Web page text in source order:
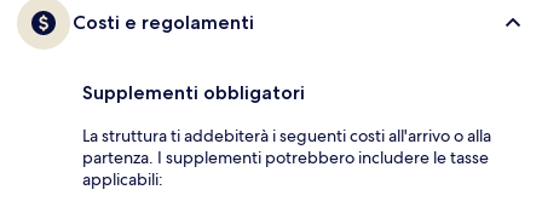
Costi e regolamenti
Supplementi obbligatori
La struttura ti addebiterà i seguenti costi all'arrivo o alla
partenza. I supplementi potrebbero includere le tasse
applicabili: